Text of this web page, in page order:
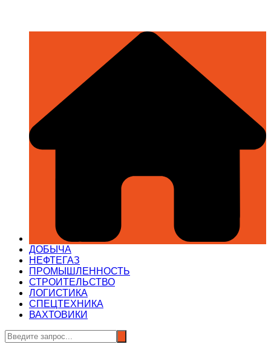
ДОБЫЧА
НЕФТЕГАЗ
ПРОМЫШЛЕННОСТЬ
СТРОИТЕЛЬСТВО
ЛОГИСТИКА
СПЕЦТЕХНИКА
ВАХТОВИКИ